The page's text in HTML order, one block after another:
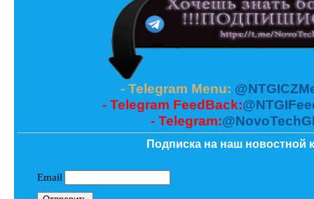
- Telegram Menu:
- Telegram FeedBack:
- Telegram:
Подписка на наш новостной